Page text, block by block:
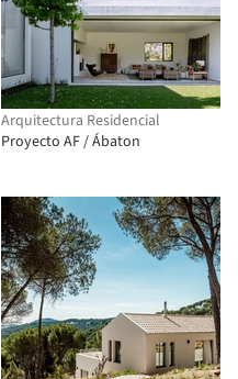
Arquitectura Residencial
Proyecto AF / Ábaton